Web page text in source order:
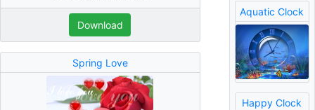
Download
Spring Love
Aquatic Clock
Happy Clock